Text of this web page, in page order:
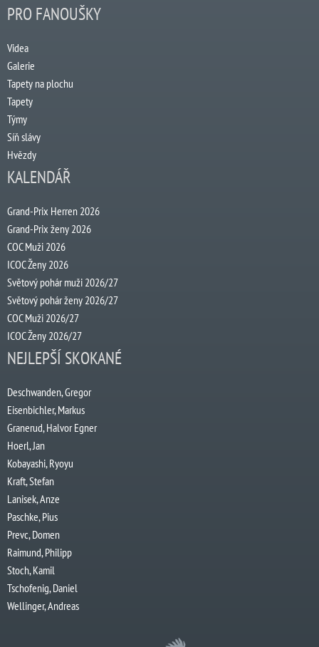
PRO FANOUŠKY
Videa
Galerie
Tapety na plochu
Tapety
Týmy
Síň slávy
Hvězdy
KALENDÁŘ
Grand-Prix Herren 2026
Grand-Prix ženy 2026
COC Muži 2026
ICOC Ženy 2026
Světový pohár muži 2026/27
Světový pohár ženy 2026/27
COC Muži 2026/27
ICOC Ženy 2026/27
NEJLEPŠÍ SKOKANÉ
Deschwanden, Gregor
Eisenbichler, Markus
Granerud, Halvor Egner
Hoerl, Jan
Kobayashi, Ryoyu
Kraft, Stefan
Lanisek, Anze
Paschke, Pius
Prevc, Domen
Raimund, Philipp
Stoch, Kamil
Tschofenig, Daniel
Wellinger, Andreas